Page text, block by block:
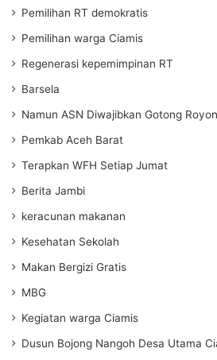
Pemilihan RT demokratis
Pemilihan warga Ciamis
Regenerasi kepemimpinan RT
Barsela
Namun ASN Diwajibkan Gotong
Pemkab Aceh Barat
Terapkan WFH Setiap Jumat
Berita Jambi
keracunan makanan
Kesehatan Sekolah
Makan Bergizi Gratis
MBG
Kegiatan warga Ciamis
Dusun Bojong Nangoh Desa Utama